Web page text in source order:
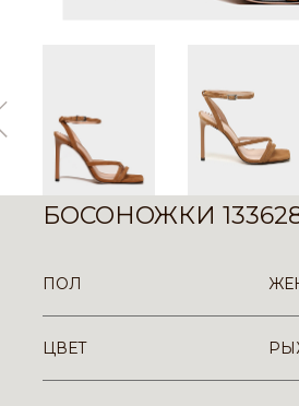
БОСОНОЖКИ
ПОЛ
ЦВЕТ